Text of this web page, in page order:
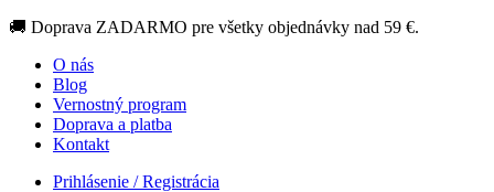
🚚 Doprava ZADARMO pre všetky objednávky nad 59 €.
O nás
Blog
Vernostný program
Doprava a platba
Kontakt
Prihlásenie / Registrácia